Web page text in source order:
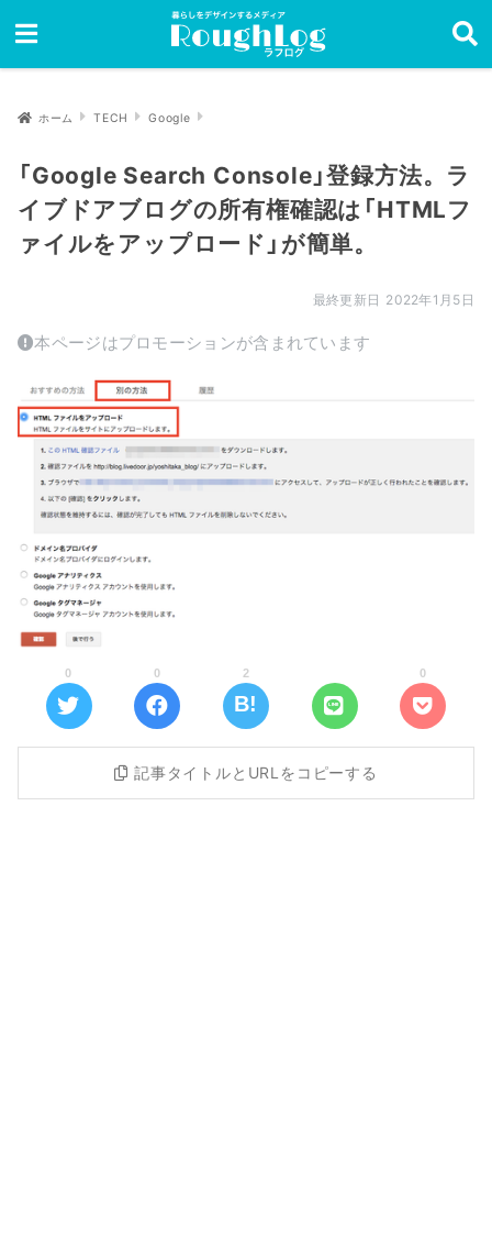
ホーム TECH Google
「Google Search Console」登録方法。ラ
イブドアブログの所有権確認は「HTMLフ
ァイルをアップロード」が簡単。
2022年1月5日
本ページはプロモーションが含まれています
0 0 2 0
記事タイトルとURLをコピーする